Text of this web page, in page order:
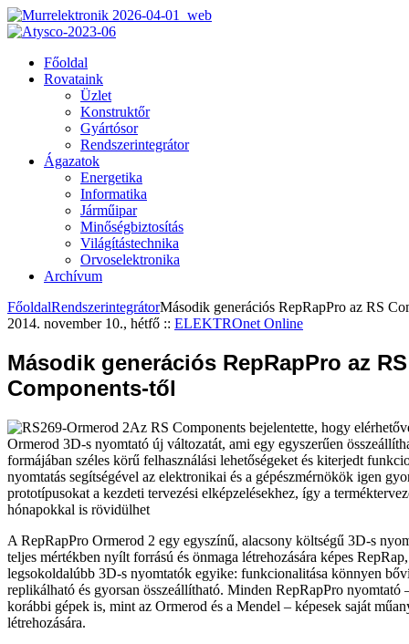
Főoldal
Rovataink
Üzlet
Konstruktőr
Gyártósor
Rendszerintegrátor
Ágazatok
Energetika
Informatika
Járműipar
Minőségbiztosítás
Világítástechnika
Orvoselektronika
Archívum
FőoldalRendszerintegrátorMásodik generációs RepRapPro az RS
2014. november 10., hétfő :: ELEKTROnet Online
Második generációs RepRapPro az RS
Components-től
Az RS Components bejelentette, hogy
Ormerod 3D-s nyomtató új változatát, ami egy egyszerűen
formájában széles körű felhasználási lehetőségeket és kiterjedt
nyomtatás segítségével az elektronikai és a gépészmérnökök igen
prototípusokat a kezdeti tervezési elképzelésekhez, így a
hónapokkal is rövidülhet
A RepRapPro Ormerod 2 egy egyszínű, alacsony költségű 3D-s
teljes mértékben nyílt forrású és önmaga létrehozására képes
legsokoldalúbb 3D-s nyomtatók egyike: funkcionalitása könnyen
replikálható és gyorsan összeállítható. Minden RepRapPro nyomtató
korábbi gépek is, mint az Ormerod és a Mendel – képesek saját
létrehozására.